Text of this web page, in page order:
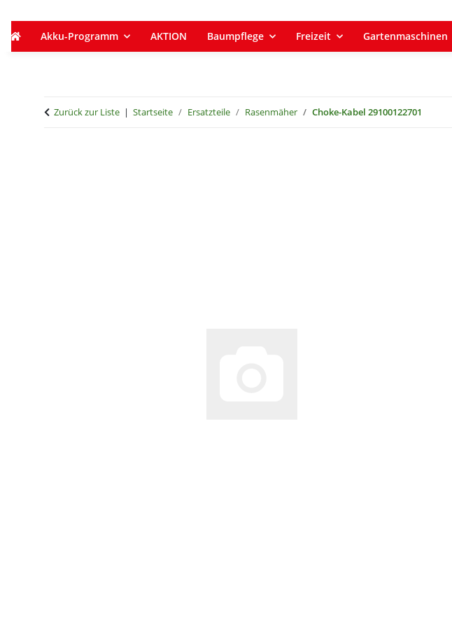
Akku-Programm AKTION Baumpflege Freizeit Gartenmaschinen
Zurück zur Liste Startseite Ersatzteile Rasenmäher Choke-Kabel 29100122701